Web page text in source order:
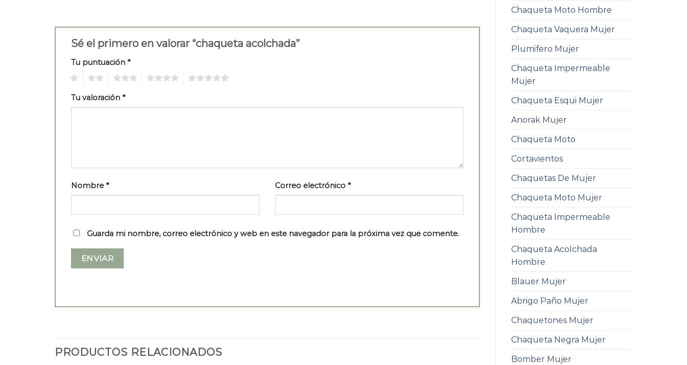
Chaqueta Moto Hombre
Chaqueta Vaquera Mujer
Plumifero Mujer
Chaqueta Impermeable
Mujer
Chaqueta Esqui Mujer
Anorak Mujer
Chaqueta Moto
Cortavientos
Chaquetas De Mujer
Chaqueta Moto Mujer
Chaqueta Impermeable
Hombre
Chaqueta Acolchada
Hombre
Blauer Mujer
Abrigo Paño Mujer
Chaquetones Mujer
Chaqueta Negra Mujer
Bomber Mujer
Sé el primero en valorar “chaqueta acolchada”
Tu puntuación *
Tu valoración *
Nombre * Correo electrónico *
Guarda mi nombre, correo electrónico y web en este navegador para la próxima vez que comente.
PRODUCTOS RELACIONADOS